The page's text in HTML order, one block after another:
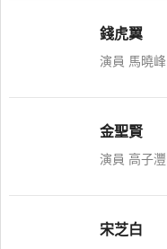
錢虎翼
演員 馬曉峰
金聖賢
演員 高子灃
宋芝白